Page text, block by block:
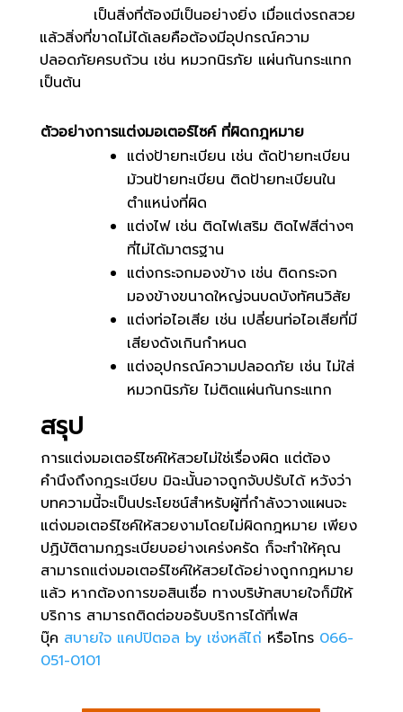
เป็นสิ่งที่ต้องมีเป็นอย่างยิ่ง เมื่อแต่งรถสวย
แล้วสิ่งที่ขาดไม่ได้เลยคือต้องมีอุปกรณ์ความ
ปลอดภัยครบถ้วน เช่น หมวกนิรภัย แผ่นกันกระแทก
เป็นต้น
ตัวอย่างการแต่งมอเตอร์ไซค์ ที่ผิดกฎหมาย
แต่งป้ายทะเบียน เช่น ตัดป้ายทะเบียน
ม้วนป้ายทะเบียน ติดป้ายทะเบียนใน
ตำแหน่งที่ผิด
แต่งไฟ เช่น ติดไฟเสริม ติดไฟสีต่างๆ
ที่ไม่ได้มาตรฐาน
แต่งกระจกมองข้าง เช่น ติดกระจก
มองข้างขนาดใหญ่จนบดบังทัศนวิสัย
แต่งท่อไอเสีย เช่น เปลี่ยนท่อไอเสียที่มี
เสียงดังเกินกำหนด
แต่งอุปกรณ์ความปลอดภัย เช่น ไม่ใส่
หมวกนิรภัย ไม่ติดแผ่นกันกระแทก
สรุป
การแต่งมอเตอร์ไซค์ให้สวยไม่ใช่เรื่องผิด แต่ต้อง
คำนึงถึงกฎระเบียบ มิฉะนั้นอาจถูกจับปรับได้ หวังว่า
บทความนี้จะเป็นประโยชน์สำหรับผู้ที่กำลังวางแผนจะ
แต่งมอเตอร์ไซค์ให้สวยงามโดยไม่ผิดกฎหมาย เพียง
ปฏิบัติตามกฎระเบียบอย่างเคร่งครัด ก็จะทำให้คุณ
สามารถแต่งมอเตอร์ไซค์ให้สวยได้อย่างถูกกฎหมาย
แล้ว หากต้องการขอสินเชื่อ ทางบริษัทสบายใจก็มีให้
บริการ สามารถติดต่อขอรับบริการได้ที่เฟส
บุ๊ค สบายใจ แคปปิตอล by เซ่งหลีไถ่ หรือโทร 066-
051-0101